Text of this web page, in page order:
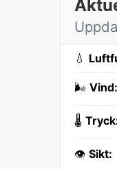
💧
🌬️ Vind:
🌡️
👁️ Sikt: